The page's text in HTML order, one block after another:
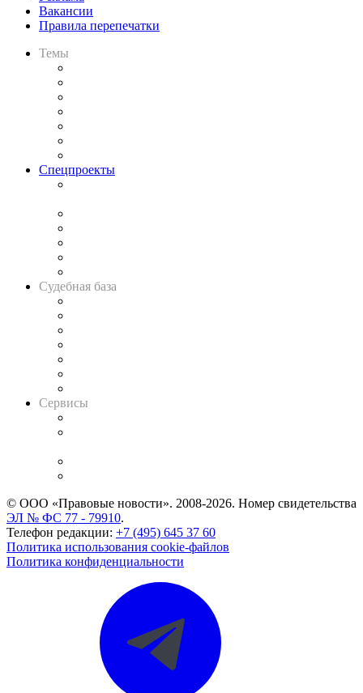
Вакансии
Правила перепечатки
Темы
Спецпроекты
Судебная база
Сервисы
© ООО «Правовые новости». 2008-2026. Номер свидетельства
ЭЛ № ФС 77 - 79910.
Телефон редакции: +7 (495) 645 37 60
Политика использования cookie-файлов
Политика конфиденциальности